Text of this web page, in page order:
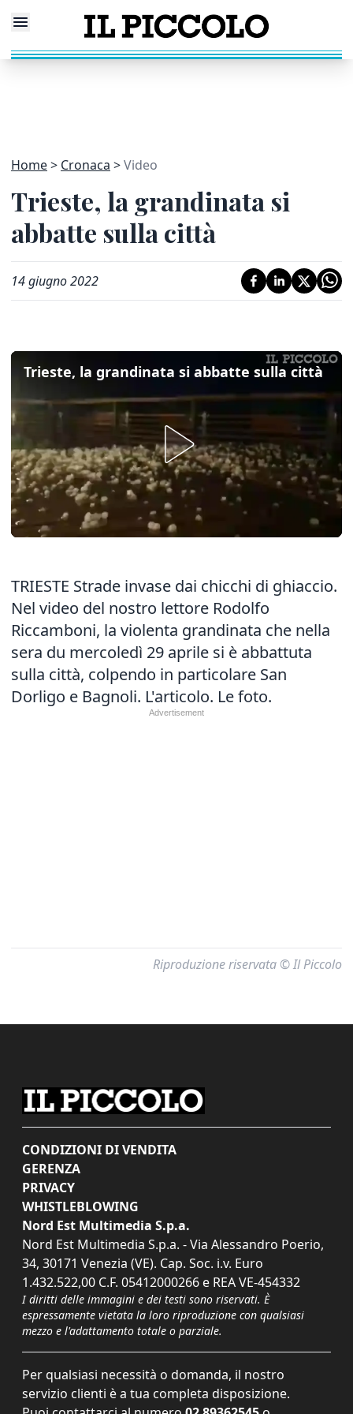
Home Cronaca Video
Trieste, la grandinata si
abbatte sulla città
14 giugno 2022
Trieste, la grandinata si abbatte sulla città
TRIESTE Strade invase dai chicchi di ghiaccio.
Nel video del nostro lettore Rodolfo
Riccamboni, la violenta grandinata che nella
sera du mercoledì 29 aprile si è abbattuta
sulla città, colpendo in particolare San
Dorligo e Bagnoli. L'articolo. Le foto.
Riproduzione riservata © Il Piccolo
CONDIZIONI DI VENDITA
GERENZA
PRIVACY
WHISTLEBLOWING
Nord Est Multimedia S.p.a.
Nord Est Multimedia S.p.a. - Via Alessandro Poerio,
34, 30171 Venezia (VE). Cap. Soc. i.v. Euro
1.432.522,00 C.F. 05412000266 e REA VE-454332
I diritti delle immagini e dei testi sono riservati. È
espressamente vietata la loro riproduzione con qualsiasi
mezzo e l'adattamento totale o parziale.
Per qualsiasi necessità o domanda, il nostro
servizio clienti è a tua completa disposizione.